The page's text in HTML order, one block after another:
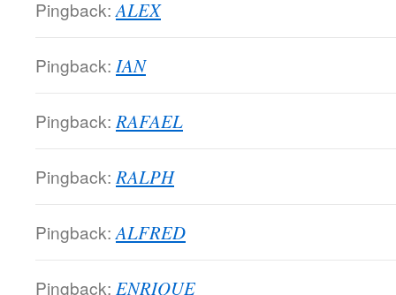
Pingback: ALEX
Pingback: IAN
Pingback: RAFAEL
Pingback: RALPH
Pingback: ALFRED
Pingback: ENRIQUE